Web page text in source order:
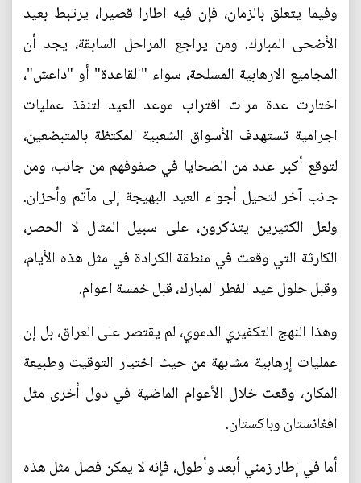
وفيما يتعلق بالزمان، فإن فيه اطارا قصيرا، يرتبط بعيد
الأضحى المبارك. ومن يراجع المراحل السابقة، يجد أن
المجاميع الارهابية المسلحة، سواء "القاعدة" أو "داعش"،
اختارت عدة مرات اقتراب موعد العيد لتنفذ عمليات
اجرامية تستهدف الأسواق الشعبية المكتظة بالمتبضعين،
لتوقع أكبر عدد من الضحايا في صفوفهم من جانب، ومن
جانب آخر لتحيل أجواء العيد البهيجة إلى مآتم وأحزان.
ولعل الكثيرين يتذكرون، على سبيل المثال لا الحصر،
الكارثة التي وقعت في منطقة الكرادة في مثل هذه الأيام،
وقبل حلول عيد الفطر المبارك، قبل خمسة اعوام.
وهذا النهج التكفيري الدموي، لم يقتصر على العراق، بل إن
عمليات إرهابية مشابهة من حيث اختيار التوقيت وطبيعة
المكان، وقعت خلال الأعوام الماضية في دول أخرى مثل
افغانستان وباكستان.
أما في إطار زمني أبعد وأطول، فإنه لا يمكن فصل مثل هذه